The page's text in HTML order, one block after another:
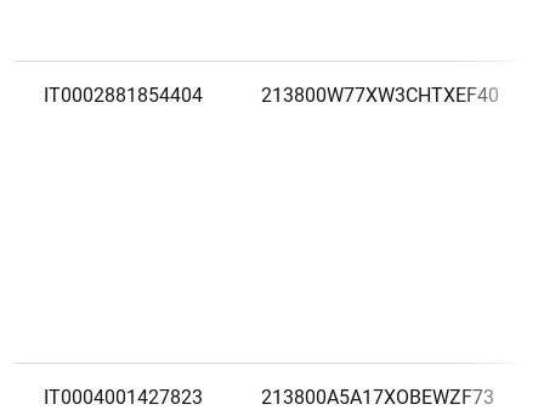
IT0002881854404 213800W77XW3CHTXEF40
IT0004001427823 213800A5A17XOBEWZF73